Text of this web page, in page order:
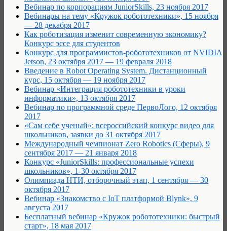
Вебинар по корпорациям JuniorSkills, 23 ноября 2017
Вебинары на тему «Кружок робототехники», 15 ноября
— 28 декабря 2017
Как роботизация изменит современную экономику?
Конкурс эссе для студентов
Конкурс для программистов-робототехников от NVIDIA
Jetson, 23 октября 2017 — 19 февраля 2018
Введение в Robot Operating System. Дистанционный
курс, 15 октября — 19 ноября 2017
Вебинар «Интеграция робототехники в уроки
информатики», 13 октября 2017
Вебинар по программной среде ПервоЛого, 12 октября
2017
«Сам себе ученый»: всероссийский конкурс видео для
школьников, заявки до 31 октября 2017
Международный чемпионат Zero Robotics (Сферы), 9
сентября 2017 — 21 января 2018
Конкурс «JuniorSkills: профессиональные успехи
школьников», 1-30 октября 2017
Олимпиада НТИ, отборочный этап, 1 сентября — 30
октября 2017
Вебинар «Знакомство с IoT платформой Blynk», 9
августа 2017
Бесплатный вебинар «Кружок робототехники: быстрый
старт», 18 мая 2017